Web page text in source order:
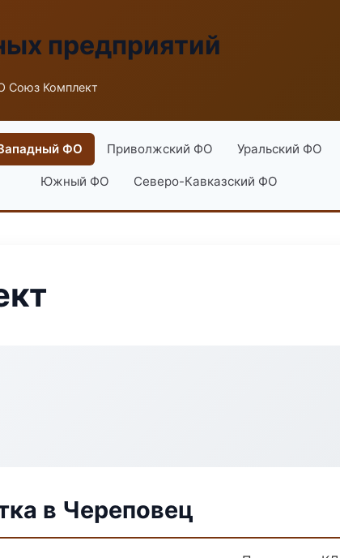
предприятий
Союз Комплект
ФО Приволжский ФО Уральский ФО
Южный ФО Северо-Кавказский ФО
в Череповец